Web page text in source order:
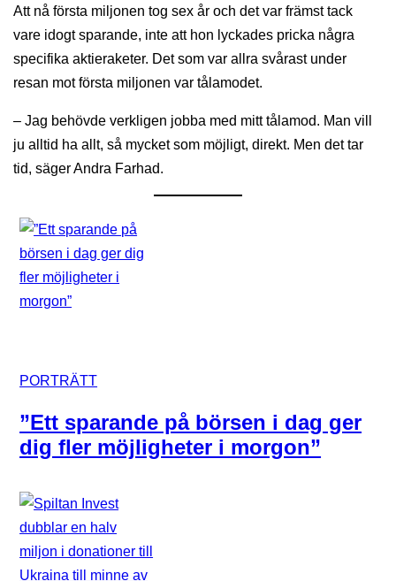
Att nå första miljonen tog sex år och det var främst tack
vare idogt sparande, inte att hon lyckades pricka några
specifika aktieraketer. Det som var allra svårast under
resan mot första miljonen var tålamodet.
– Jag behövde verkligen jobba med mitt tålamod. Man vill
ju alltid ha allt, så mycket som möjligt, direkt. Men det tar
tid, säger Andra Farhad.
PORTRÄTT
”Ett sparande på börsen i dag ger
dig fler möjligheter i morgon”